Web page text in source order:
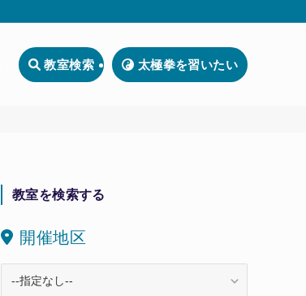
教室検索 太極拳を習いたい
教室を検索する
開催地区